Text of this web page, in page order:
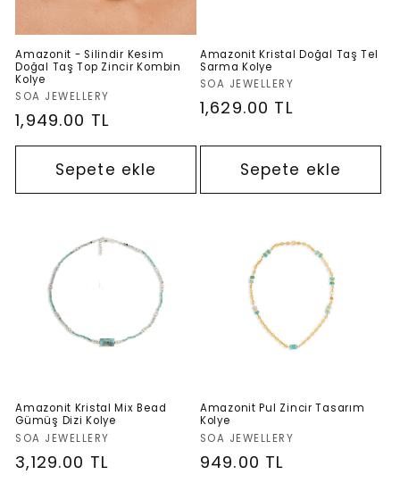
Amazonit - Silindir Kesim
Doğal Taş Top Zincir Kombin
Kolye
Satıcı:
SOA JEWELLERY
Normal
fiyat
1,949.00 TL
Sepete ekle
Amazonit Kristal Doğal Taş Tel
Sarma Kolye
Satıcı:
SOA JEWELLERY
Normal
1,629.00 TL
Sepete ekle
Amazonit Kristal Mix Bead
Gümüş Dizi Kolye
Satıcı:
SOA JEWELLERY
Normal
3,129.00 TL
Amazonit Pul Zincir Tasarım
Kolye
Satıcı:
SOA JEWELLERY
Normal
949.00 TL